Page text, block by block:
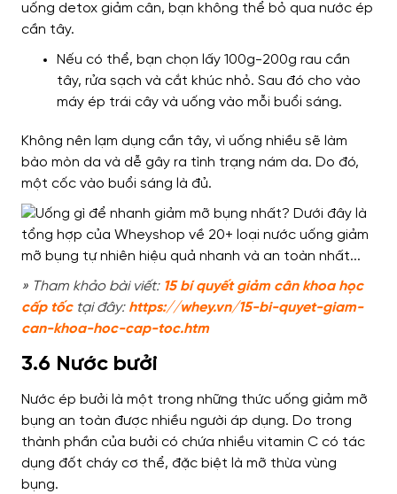
uống detox giảm cân, bạn không thể bỏ qua nước ép
cần tây.
Nếu có thể, bạn chọn lấy 100g-200g rau cần
tây, rửa sạch và cắt khúc nhỏ. Sau đó cho vào
máy ép trái cây và uống vào mỗi buổi sáng.
Không nên lạm dụng cần tây, vì uống nhiều sẽ làm
bào mòn da và dễ gây ra tình trạng nám da. Do đó,
một cốc vào buổi sáng là đủ.
» Tham khảo bài viết: 15 bí quyết giảm cân khoa học
cấp tốctại đây: https://whey.vn/15-bi-quyet-giam-
can-khoa-hoc-cap-toc.htm
3.6 Nước bưởi
Nước ép bưởi là một trong những thức uống giảm mỡ
bụng an toàn được nhiều người áp dụng. Do trong
thành phần của bưởi có chứa nhiều vitamin C có tác
dụng đốt cháy cơ thể, đặc biệt là mỡ thừa vùng
bụng.